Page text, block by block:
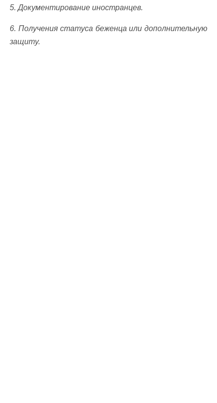
5. Документирование иностранцев.
6. Получения статуса беженца или дополнительную
защиту.